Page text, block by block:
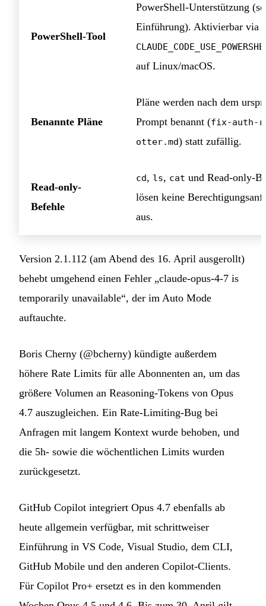
PowerShell-Tool
PowerShell-Unterstützung
Einführung). Aktivierbar via
auf Linux/macOS.
Benannte Pläne
Pläne werden nach dem
Prompt benannt (fix-auth-
otter.md) statt zufällig.
Read-only-
Befehle
cd, ls, cat und Read-only-
lösen keine
aus.
Version 2.1.112 (am Abend des 16. April ausgerollt)
behebt umgehend einen Fehler „claude-opus-4-7 is
temporarily unavailable“, der im Auto Mode
auftauchte.
Boris Cherny (@bcherny) kündigte außerdem
höhere Rate Limits für alle Abonnenten an, um das
größere Volumen an Reasoning-Tokens von Opus
4.7 auszugleichen. Ein Rate-Limiting-Bug bei
Anfragen mit langem Kontext wurde behoben, und
die 5h- sowie die wöchentlichen Limits wurden
zurückgesetzt.
GitHub Copilot integriert Opus 4.7 ebenfalls ab
heute allgemein verfügbar, mit schrittweiser
Einführung in VS Code, Visual Studio, dem CLI,
GitHub Mobile und den anderen Copilot-Clients.
Für Copilot Pro+ ersetzt es in den kommenden